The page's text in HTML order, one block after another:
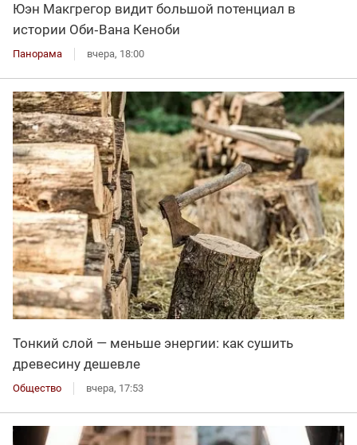
Юэн Макгрегор видит большой потенциал в
истории Оби‑Вана Кеноби
Панорама вчера, 18:00
Тонкий слой — меньше энергии: как сушить
древесину дешевле
Общество вчера, 17:53